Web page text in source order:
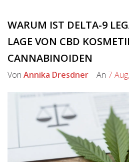
WARUM IST DELTA-9
LAGE VON CBD
CANNABINOIDEN
Von Annika Dresdner An 7